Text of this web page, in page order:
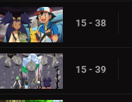
15 - 38
15 - 39